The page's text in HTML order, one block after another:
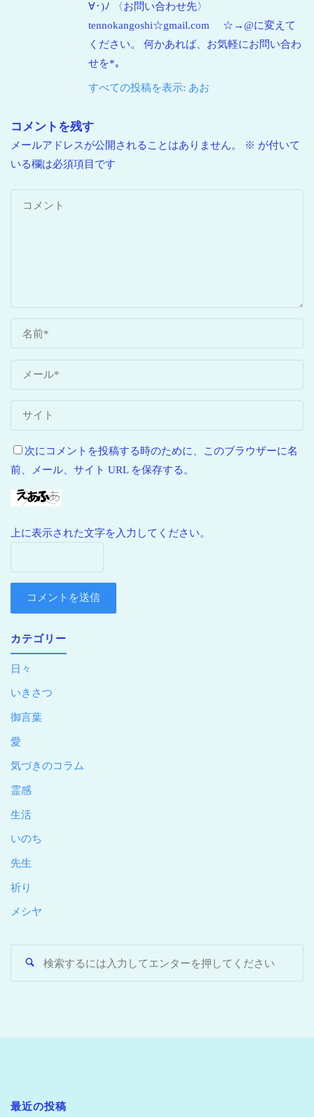
∀･)ﾉ 〈お問い合わせ先〉
tennokangoshi☆gmail.com ☆→@に変えて
ください。 何かあれば、お気軽にお問い合わ
せを*｡
すべての投稿を表示: あお
コメントを残す
メールアドレスが公開されることはありません。 ※ が付いて
いる欄は必須項目です
次にコメントを投稿する時のために、このブラウザーに名
前、メール、サイト URL を保存する。
上に表示された文字を入力してください。
カテゴリー
日々
いきさつ
御言葉
愛
気づきのコラム
霊感
生活
いのち
先生
祈り
メシヤ
最近の投稿